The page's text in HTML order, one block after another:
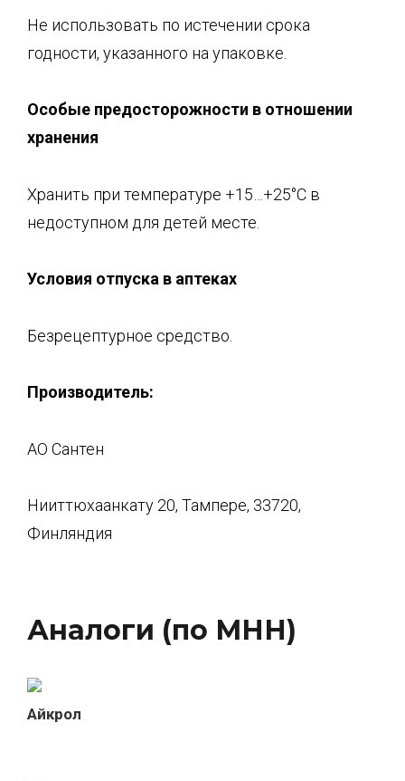
Не использовать по истечении срока
годности, указанного на упаковке.
Особые предосторожности в отношении
хранения
Хранить при температуре +15…+25°С в
недоступном для детей месте.
Условия отпуска в аптеках
Безрецептурное средство.
Производитель:
АО Сантен
Нииттюхаанкату 20, Тампере, 33720,
Финляндия
Аналоги (по МНН)
Айкрол